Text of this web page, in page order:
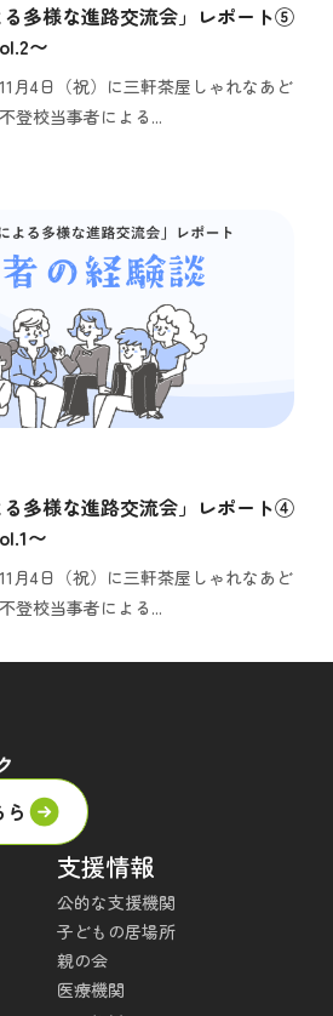
る多様な進路交流会」レポート⑤
〜
月4日（祝）に三軒茶屋しゃれなあど
登校当事者による...
る多様な進路交流会」レポート④
〜
月4日（祝）に三軒茶屋しゃれなあど
登校当事者による...
支援情報
公的な支援機関
子どもの居場所
親の会
医療機関